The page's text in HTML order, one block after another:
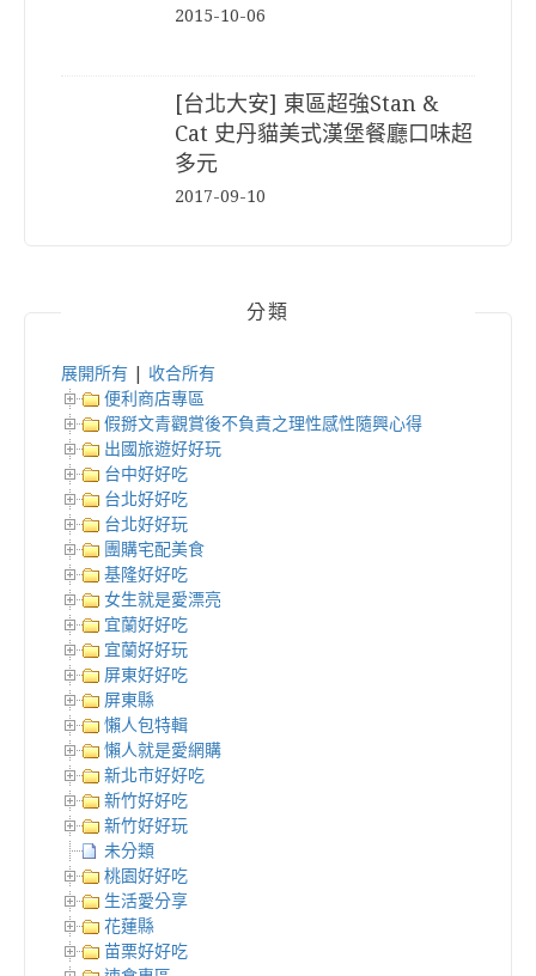
2015-10-06
[台北大安] 東區超強Stan &
Cat 史丹貓美式漢堡餐廳口味超
多元
2017-09-10
分類
展開所有
收合所有
便利商店專區
假掰文青觀賞後不負責之理性感性隨興心得
出國旅遊好好玩
台中好好吃
台北好好吃
台北好好玩
團購宅配美食
基隆好好吃
女生就是愛漂亮
宜蘭好好吃
宜蘭好好玩
屏東好好吃
屏東縣
懶人包特輯
懶人就是愛網購
新北市好好吃
新竹好好吃
新竹好好玩
未分類
桃園好好吃
生活愛分享
花蓮縣
苗栗好好吃